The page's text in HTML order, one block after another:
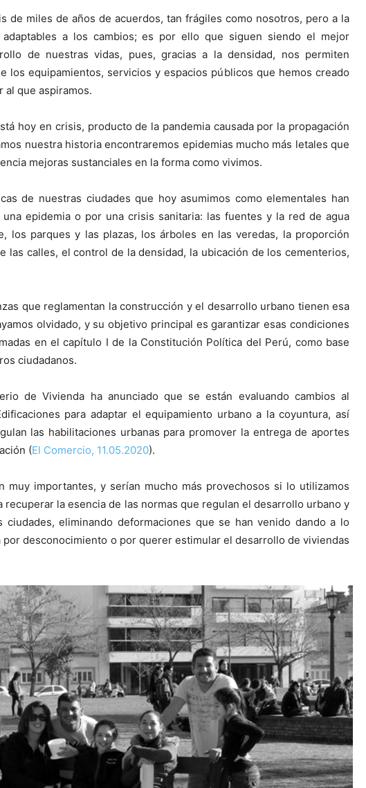
de miles de años de acuerdos, tan frágiles como nosotros, pero a la
adaptables a los cambios; es por ello que siguen siendo el mejor
de nuestras vidas, pues, gracias a la densidad, nos permiten
los equipamientos, servicios y espacios públicos que hemos creado
al que aspiramos.
hoy en crisis, producto de la pandemia causada por la propagación
nuestra historia encontraremos epidemias mucho más letales que
mejoras sustanciales en la forma como vivimos.
de nuestras ciudades que hoy asumimos como elementales han
epidemia o por una crisis sanitaria: las fuentes y la red de agua
los parques y las plazas, los árboles en las veredas, la proporción
las calles, el control de la densidad, la ubicación de los cementerios,
que reglamentan la construcción y el desarrollo urbano tienen esa
olvidado, y su objetivo principal es garantizar esas condiciones
en el capítulo I de la Constitución Política del Perú, como base
ciudadanos.
de Vivienda ha anunciado que se están evaluando cambios al
para adaptar el equipamiento urbano a la coyuntura, así
las habilitaciones urbanas para promover la entrega de aportes
(El Comercio, 11.05.2020).
muy importantes, y serían mucho más provechosos si lo utilizamos
recuperar la esencia de las normas que regulan el desarrollo urbano y
ciudades, eliminando deformaciones que se han venido dando a lo
por desconocimiento o por querer estimular el desarrollo de viviendas